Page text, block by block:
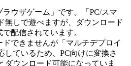
ウザゲーム」です。「PC/スマ
無しで遊べますが、ダウンロード
配信されています。
できませんが「マルチデプロイ
しているため、PC向けに変換さ
ダウンロード可能になっていま